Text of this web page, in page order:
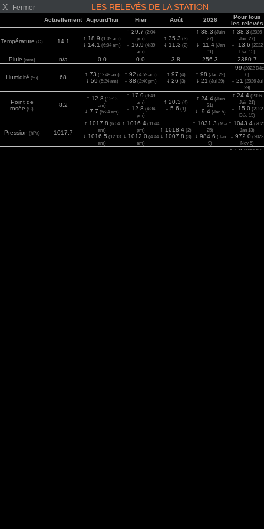
X Fermer LES RELEVÉS DE LA STATION
Actuellement Aujourd'hui Hier Août 2026
Pour tous
les relevés
Température (C) 14.1 ↑ 18.9 (1:09 am)
↓ 14.1 (6:04 am)
↑ 29.7 (2:04
pm)
↓ 16.9 (4:39
am)
↑ 35.3 (3)
↓ 11.3 (2)
↑ 38.3 (Juin
27)
↓ -11.4(Jan
11)
↑ 38.3 (2026
Juin 27)
↓ -13.6 (2022
Déc 15)
Pluie (mm) n/a 0.0 0.0 3.8 256.3 2380.7
Humidité (%) 68 ↑ 73 (12:49 am)
↓ 59 (5:24 am)
↑ 92 (4:59 am)
↓ 38 (2:40 pm)
↑ 97 (4)
↓ 26 (3)
↑ 98 (Jan 29)
↓ 21 (Jul 29)
↑ 99 (2022 Déc
6)
↓ 21 (2026 Jul
29)
Point de
rosée (C)
8.2
↑ 12.8 (12:13
am)
↓ 7.7 (5:24 am)
↑ 17.9 (9:49
am)
↓ 12.8 (4:34
pm)
↑ 20.3 (4)
↓ 5.6 (1)
↑ 24.4(Juin
21)
↓ -9.4(Jan 5)
↑ 24.4 (2026
Juin 21)
↓ -15.0(2022
Déc 15)
Pression (hPa) 1017.7
↑ 1017.8 (6:04
am)
↓ 1016.5 (12:13
am)
↑ 1016.4 (11:44
pm)
↓ 1012.0(4:44
am)
↑ 1018.4 (2)
↓ 1007.8 (3)
↑ 1031.3 (Mai
25)
↓ 984.6 (Jan
9)
↑ 1043.4
Jan 13)
↓ 972.0 (2023
Nov 5)
17.9 (2022 Déc